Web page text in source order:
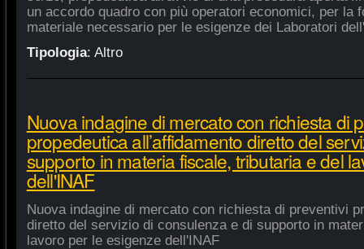
un accordo quadro con più operatori economici, per la
materiale necessario per le esigenze dei Laboratori
Tipologia: Altro
Nuova indagine di mercato con richiesta di
propedeutica all’affidamento diretto del
supporto in materia fiscale, tributaria e del
dell'INAF
Nuova indagine di mercato con richiesta di preventivi
diretto del servizio di consulenza e di supporto in
lavoro per le esigenze dell'INAF